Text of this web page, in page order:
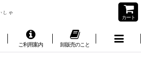
カート
ご利用案内 卸販売のこと